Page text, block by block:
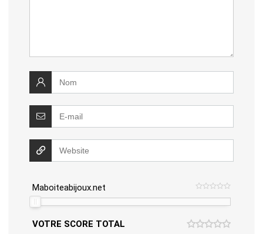
Maboiteabijoux.net
VOTRE SCORE TOTAL